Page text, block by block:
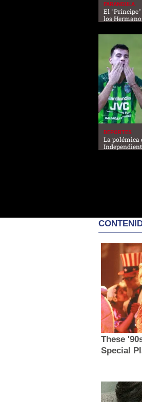
FARANDULA
El "Príncipe"
los
DEPORTES
La polémica
These
Special